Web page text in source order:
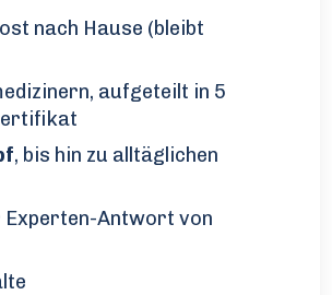
nach Hause (bleibt
aufgeteilt in 5
, bis hin zu alltäglichen
Experten-Antwort von